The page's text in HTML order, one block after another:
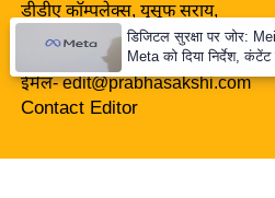
डीडीए कॉम्पलेक्स, युसूफ सराय,
नई दिल्ली-110049
दूरभाषः- 011-26866034
ईमेल-edit@prabhasakshi.com
Contact Editor
डिजिटल सुरक्षा पर जोर:
Meta को दिया निर्देश,
मजबूत करे